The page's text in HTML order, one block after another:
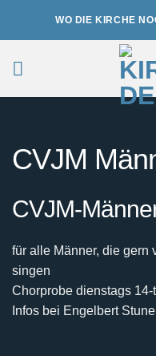
WO DIE KIRCHE
CVJM
CVJM-
für alle Männer, die gern
singen
Chorprobe dienstags
Infos bei Engelbert